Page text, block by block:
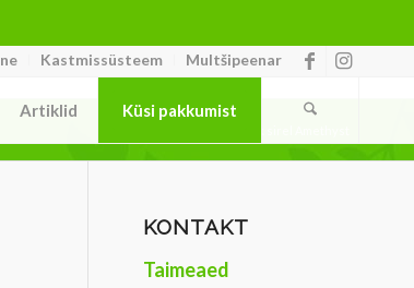
Kastmissüsteem Multšipeenar
Artiklid Küsi pakkumist
KONTAKT
Taimeaed